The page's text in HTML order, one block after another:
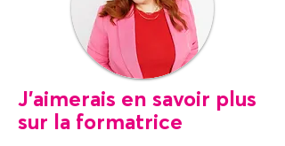
J'aimerais en savoir plus
sur la formatrice